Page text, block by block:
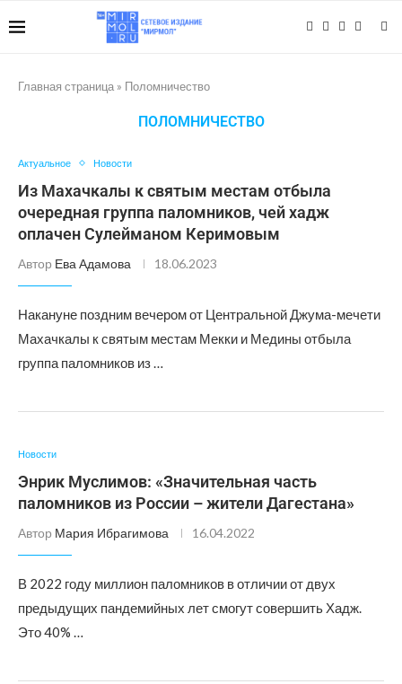
Главная страница » Поломничество
ПОЛОМНИЧЕСТВО
Актуальное Новости
Из Махачкалы к святым местам отбыла
очередная группа паломников, чей хадж
оплачен Сулейманом Керимовым
Автор Ева Адамова 18.06.2023
Накануне поздним вечером от Центральной Джума-мечети
Махачкалы к святым местам Мекки и Медины отбыла
группа паломников из …
Новости
Энрик Муслимов: «Значительная часть
паломников из России – жители Дагестана»
Автор Мария Ибрагимова 16.04.2022
В 2022 году миллион паломников в отличии от двух
предыдущих пандемийных лет смогут совершить Хадж.
Это 40% …